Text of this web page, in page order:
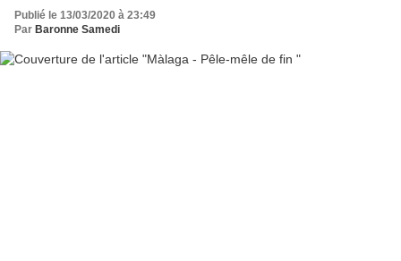
Publié le 13/03/2020 à 23:49
Par Baronne Samedi